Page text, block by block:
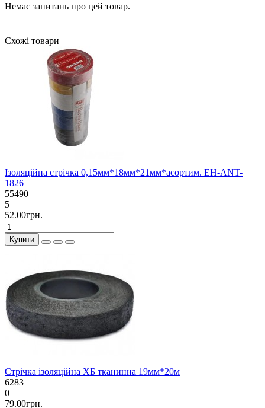
Немає запитань про цей товар.
Схожі товари
Ізоляційна стрічка 0,15мм*18мм*21мм*асортим. EH-ANT-
1826
55490
5
52.00грн.
Купити
Стрічка ізоляційна ХБ тканинна 19мм*20м
6283
0
79.00грн.